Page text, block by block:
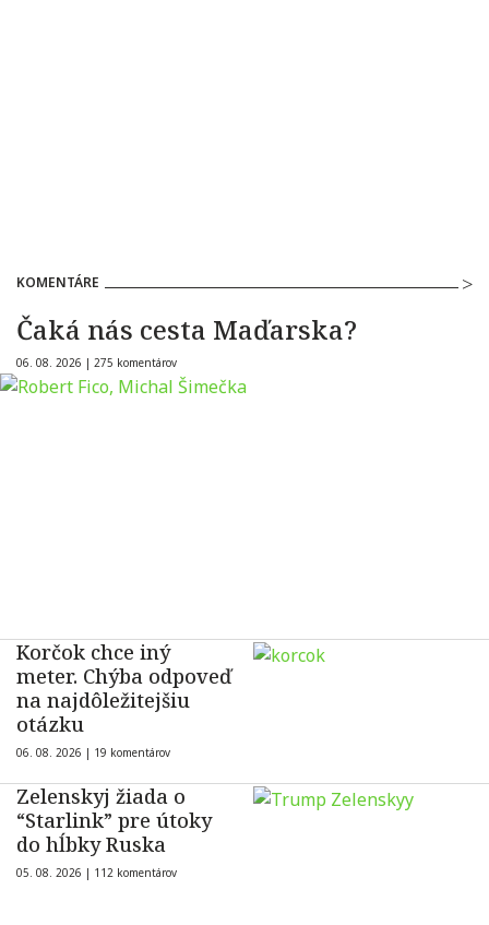
KOMENTÁRE
Čaká nás cesta Maďarska?
06. 08. 2026 | 275 komentárov
Korčok chce iný
meter. Chýba odpoveď
na najdôležitejšiu
otázku
06. 08. 2026 | 19 komentárov
Zelenskyj žiada o
“Starlink” pre útoky
do hĺbky Ruska
05. 08. 2026 | 112 komentárov